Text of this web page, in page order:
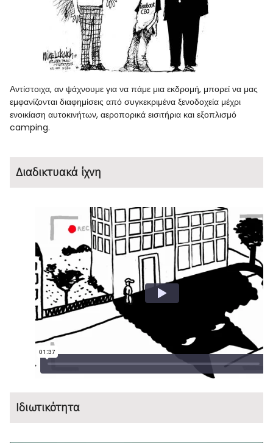
Αντίστοιχα, αν ψάχνουμε για να πάμε μια εκδρομή, μπορεί να μας
εμφανίζονται διαφημίσεις από συγκεκριμένα ξενοδοχεία μέχρι
ενοικίαση αυτοκινήτων, αεροπορικά εισιτήρια και εξοπλισμό
camping.
Διαδικτυακά ίχνη
Ιδιωτικότητα